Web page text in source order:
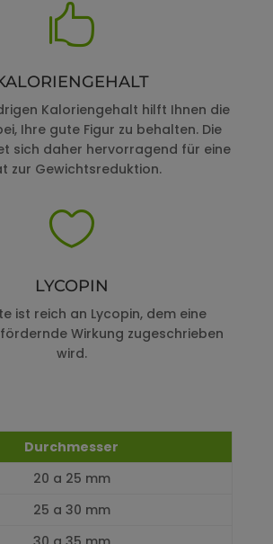

Kaloriengehalt hilft Ihnen die
Ihre gute Figur zu behalten. Die
sich daher hervorragend für eine
zur Gewichtsreduktion.

LYCOPIN
ist reich an Lycopin, dem eine
Wirkung zugeschrieben
wird.
Durchmesser
20 a 25 mm
25 a 30 mm